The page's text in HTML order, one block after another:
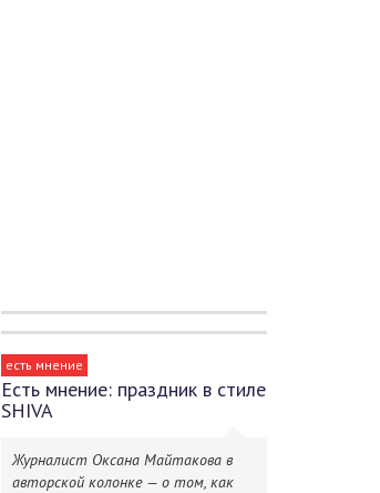
есть мнение
Есть мнение: праздник в стиле
SHIVA
Журналист Оксана Майтакова в
авторской колонке — о том, как